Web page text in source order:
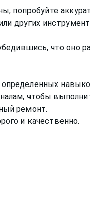
попробуйте
других
что оно
чтобы
ремонт.